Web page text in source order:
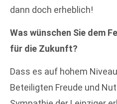
dann doch erheblich!
Was wünschen Sie dem
für die Zukunft?
Dass es auf hohem
Beteiligten Freude und